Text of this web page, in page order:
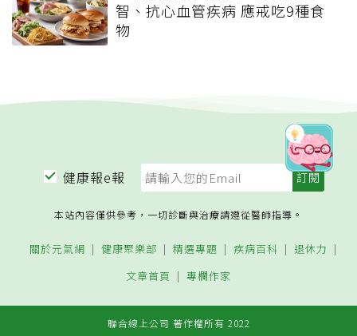
智、抗心血管疾病 應戒吃9種食
物
健康報e報
本站內容僅供參考，一切診斷與治療請遵從醫師指導。
關於元氣網 健康聚樂部 精選專題 疾病百科
退休力
文章首頁
專欄作家
聯合線上公司 著作權所有 2022